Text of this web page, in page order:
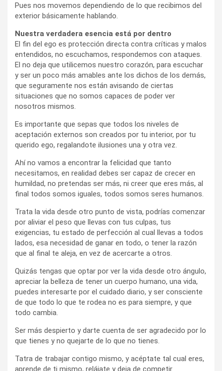
Pues nos movemos dependiendo de lo que recibimos del
exterior básicamente hablando.
Nuestra verdadera esencia está por dentro
El fin del ego es protección directa contra críticas y malos
entendidos, no escuchamos, respondemos con ataques.
El no deja que utilicemos nuestro corazón, para escuchar
y ser un poco más amables ante los dichos de los demás,
que seguramente nos están avisando de ciertas
situaciones que no somos capaces de poder ver
nosotros mismos.
Es importante que sepas que todos los niveles de
aceptación externos son creados por tu interior, por tu
querido ego, regalandote ilusiones una y otra vez.
Ahí no vamos a encontrar la felicidad que tanto
necesitamos, en realidad debes ser capaz de crecer en
humildad, no pretendas ser más, ni creer que eres más, al
final todos somos iguales, todos somos seres humanos.
Trata la vida desde otro punto de vista, podrías comenzar
por aliviar el peso que llevas con tus culpas, tus
exigencias, tu estado de perfección al cual llevas a todos
lados, esa necesidad de ganar en todo, o tener la razón
que al final te aleja, en vez de acercarte a otros.
Quizás tengas que optar por ver la vida desde otro ángulo,
apreciar la belleza de tener un cuerpo humano, una vida,
puedes interesarte por el cuidado diario, y ser consciente
de que todo lo que te rodea no es para siempre, y que
todo cambia.
Ser más despierto y darte cuenta de ser agradecido por lo
que tienes y no quejarte de lo que no tienes.
Tatra de trabajar contigo mismo, y acéptate tal cual eres,
aprende de ti mismo, relájate y deja de competir